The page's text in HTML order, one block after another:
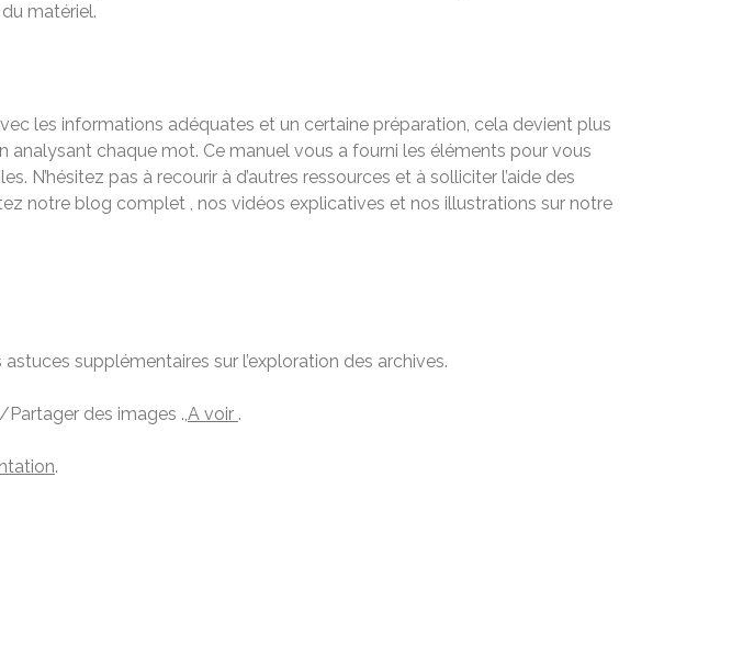
matériel.
les informations adéquates et un certaine préparation, cela devient plus
chaque mot. Ce manuel vous a fourni les éléments pour vous
N’hésitez pas à recourir à d’autres ressources et à solliciter l’aide des
notre blog complet , nos vidéos explicatives et nos illustrations sur notre
supplémentaires sur l’exploration des archives.
des images .,A voir .
.